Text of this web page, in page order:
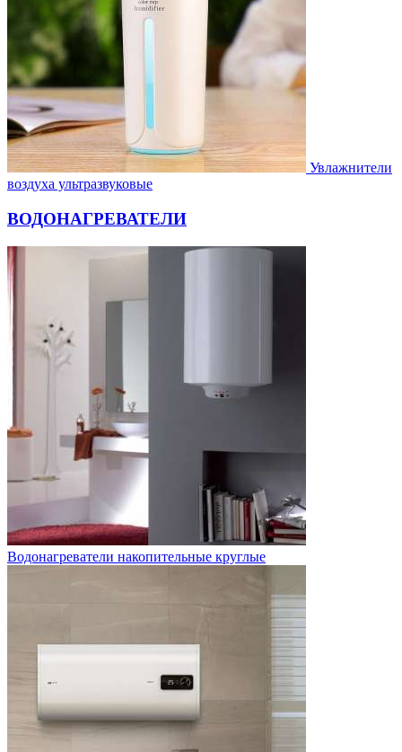
Увлажнители
воздуха ультразвуковые
ВОДОНАГРЕВАТЕЛИ
Водонагреватели накопительные круглые